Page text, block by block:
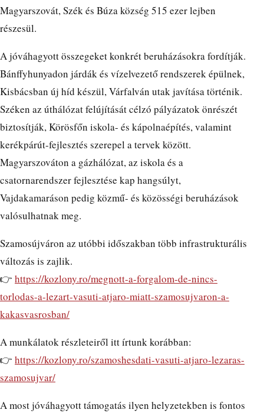
Magyarszovát, Szék és Búza község 515 ezer lejben
részesül.
A jóváhagyott összegeket konkrét beruházásokra fordítják.
Bánffyhunyadon járdák és vízelvezető rendszerek épülnek,
Kisbácsban új híd készül, Várfalván utak javítása történik.
Széken az úthálózat felújítását célzó pályázatok önrészét
biztosítják, Körösfőn iskola- és kápolnaépítés, valamint
kerékpárút-fejlesztés szerepel a tervek között.
Magyarszováton a gázhálózat, az iskola és a
csatornarendszer fejlesztése kap hangsúlyt,
Vajdakamaráson pedig közmű- és közösségi beruházások
valósulhatnak meg.
Szamosújváron az utóbbi időszakban több infrastrukturális
változás is zajlik.
👉 https://kozlony.ro/megnott-a-forgalom-de-nincs-
torlodas-a-lezart-vasuti-atjaro-miatt-szamosujvaron-a-
kakasvasrosban/
A munkálatok részleteiről itt írtunk korábban:
👉 https://kozlony.ro/szamoshesdati-vasuti-atjaro-lezaras-
szamosujvar/
A most jóváhagyott támogatás ilyen helyzetekben is fontos